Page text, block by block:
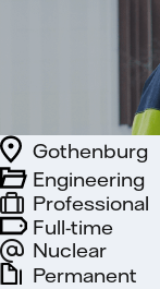
Full-time
Nuclear
Engineering
Gothenburg
Professional
Permanent